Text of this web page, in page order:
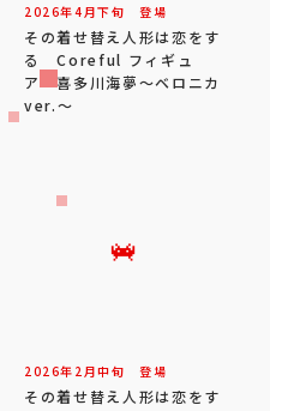
2026年4 月下旬 登場
その着せ替え人形は恋をす
る Coreful フィギュ
ア 喜多川海夢～ベロニカ
ver.～
2026年 2 月中旬 登場
その着せ替え人形は恋をす